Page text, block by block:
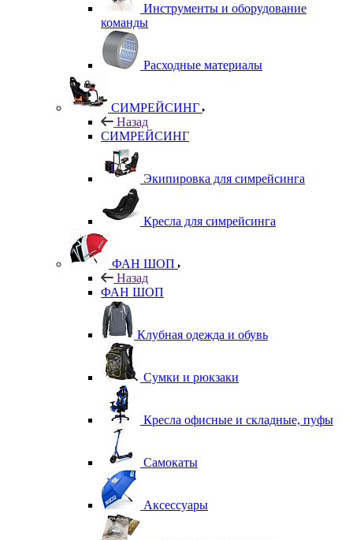
Инструменты и оборудование
команды
Расходные материалы
СИМРЕЙСИНГ
Назад
СИМРЕЙСИНГ
Экипировка для симрейсинга
Кресла для симрейсинга
ФАН ШОП
Назад
ФАН ШОП
Клубная одежда и обувь
Сумки и рюкзаки
Кресла офисные и складные, пуфы
Самокаты
Аксессуары